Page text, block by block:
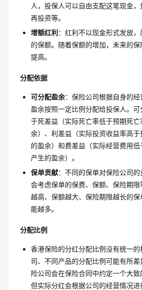
人，投保人可以自由支配这笔现金，
再投资等。
增额红利 ：红利不以现金形式发放
的保额。随着保额的增加，未来的
提高。
分配依据
可分配盈余：保险公司根据自身的
盈余按照一定比例分配给投保人。
于死差益（实际死亡率低于预期死亡
余）、利差益（实际投资收益率高
的盈余）和费差益（实际经营费用
产生的盈余）。
保单贡献：不同的保单对保险公司
会考虑保单的保费、保额、保险期
越高、保额越大、保险期限越长的
能越多。
分配比例
香港保险的分红分配比例没有统一
司、不同产品的分配比例可能有所
险公司会在保险合同中约定一个大致
但实际分红会根据公司的经营情况进